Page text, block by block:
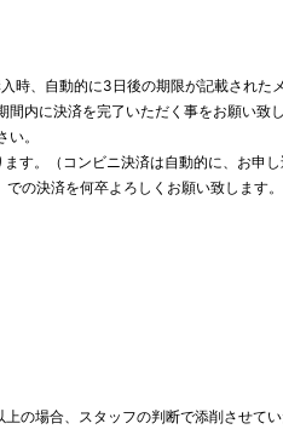
、自動的に3日後の期限が記載された
内に決済を完了いただく事をお願い致
。
す。（コンビニ決済は自動的に、お申
での決済を何卒よろしくお願い致します。
の場合、スタッフの判断で添削させてい